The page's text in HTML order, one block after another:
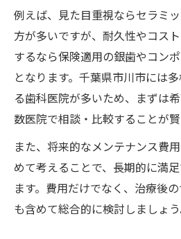
例えば、見た目重視ならセラミ
方が多いですが、耐久性やコス
するなら保険適用の銀歯やコン
となります。千葉県市川市には
る歯科医院が多いため、まずは
数医院で相談・比較することが賢
また、将来的なメンテナンス費
めて考えることで、長期的に満
ます。費用だけでなく、治療後
も含めて総合的に検討しましょう